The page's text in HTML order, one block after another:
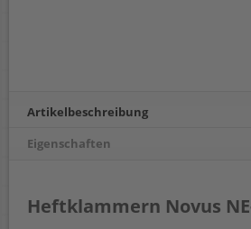
Artikelbeschreibung
Eigenschaften
Heftklammern Novus